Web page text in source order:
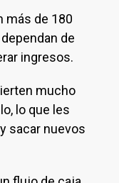
más de 180
de
ingresos.
mucho
lo que les
sacar nuevos